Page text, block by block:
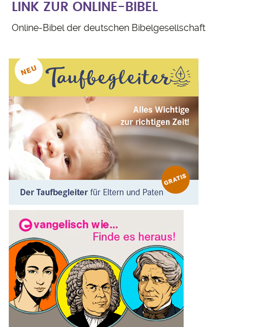
LINK ZUR ONLINE-BIBEL
Online-Bibel der deutschen Bibelgesellschaft